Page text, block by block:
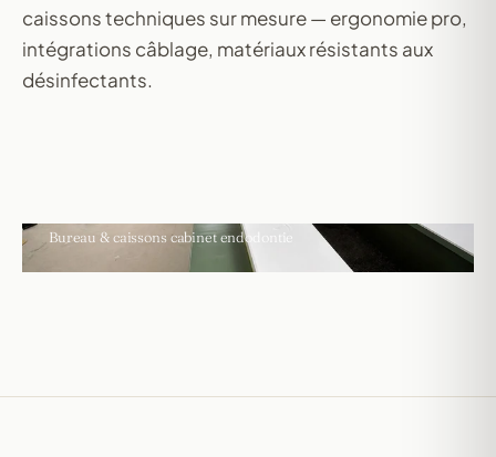
caissons techniques sur mesure — ergonomie pro,
intégrations câblage, matériaux résistants aux
désinfectants.
Bureau & caissons cabinet endodontie